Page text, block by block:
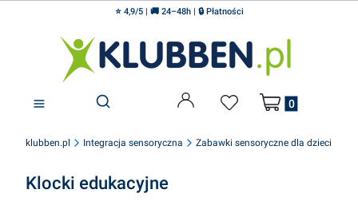
⭐ 4,9/5 | 🚚 24–48h | 🔒 Płatności
Otwórz wyszukiwarkę
Produkty w
klubben.pl Integracja sensoryczna Zabawki sensoryczne dla dzieci
Klocki edukacyjne